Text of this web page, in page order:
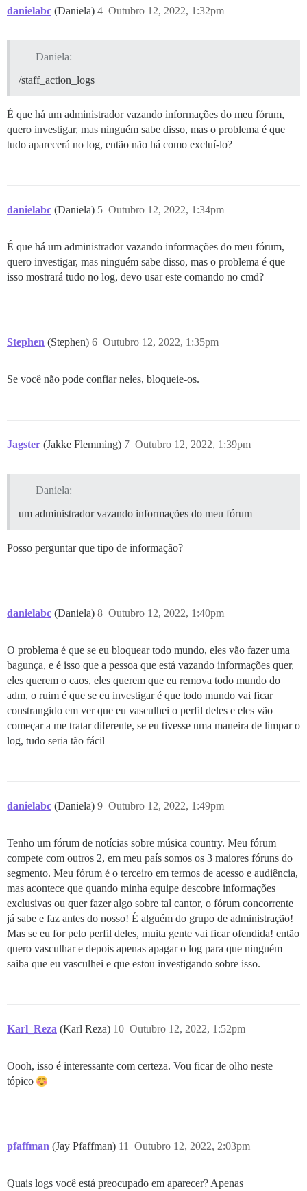
danielabc (Daniela) Outubro 12, 2022, 1:32pm
4
Daniela:
/staff_action_logs
É que há um administrador vazando informações do meu fórum,
quero investigar, mas ninguém sabe disso, mas o problema é que
tudo aparecerá no log, então não há como excluí-lo?
danielabc (Daniela) Outubro 12, 2022, 1:34pm
5
É que há um administrador vazando informações do meu fórum,
quero investigar, mas ninguém sabe disso, mas o problema é que
isso mostrará tudo no log, devo usar este comando no cmd?
Stephen (Stephen) Outubro 12, 2022, 1:35pm
6
Se você não pode confiar neles, bloqueie-os.
Jagster (Jakke Flemming) Outubro 12, 2022, 1:39pm
7
Daniela:
um administrador vazando informações do meu fórum
Posso perguntar que tipo de informação?
danielabc (Daniela) Outubro 12, 2022, 1:40pm
8
O problema é que se eu bloquear todo mundo, eles vão fazer uma
bagunça, e é isso que a pessoa que está vazando informações quer,
eles querem o caos, eles querem que eu remova todo mundo do
adm, o ruim é que se eu investigar é que todo mundo vai ficar
constrangido em ver que eu vasculhei o perfil deles e eles vão
começar a me tratar diferente, se eu tivesse uma maneira de limpar o
log, tudo seria tão fácil
danielabc (Daniela) Outubro 12, 2022, 1:49pm
9
Tenho um fórum de notícias sobre música country. Meu fórum
compete com outros 2, em meu país somos os 3 maiores fóruns do
segmento. Meu fórum é o terceiro em termos de acesso e audiência,
mas acontece que quando minha equipe descobre informações
exclusivas ou quer fazer algo sobre tal cantor, o fórum concorrente
já sabe e faz antes do nosso! É alguém do grupo de administração!
Mas se eu for pelo perfil deles, muita gente vai ficar ofendida! então
quero vasculhar e depois apenas apagar o log para que ninguém
saiba que eu vasculhei e que estou investigando sobre isso.
Karl_Reza (Karl Reza) Outubro 12, 2022, 1:52pm
10
Oooh, isso é interessante com certeza. Vou ficar de olho neste
tópico
pfaffman (Jay Pfaffman) Outubro 12, 2022, 2:03pm
11
Quais logs você está preocupado em aparecer? Apenas